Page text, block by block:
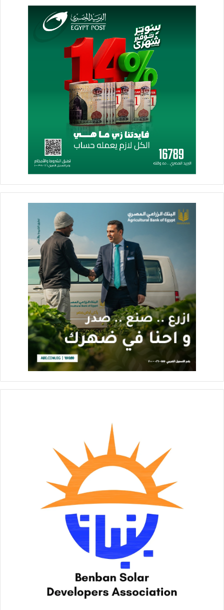
طريق وصلة دهشور، وعلى أرض مرتفعة ذات تدرج طبيعي يمنح
جميع الوحدات إطلالات مميزة، فضلًا عن قربه من الممشى السياحي
والخدمات الحيوية في المنطقة.
كما يضم المشروع مجموعة متكاملة من الخدمات والمرافق، تشمل
مساحات خضراء واسعة، وبحيرات مائية، ومناطق ترفيهية، وملاعب،
وأماكن مخصصة للشواء، ومناطق ألعاب للأطفال، فضلًا عن مواقف
سيارات خاصة، بما يوفر بيئة سكنية متكاملة تلبي مختلف احتياجات
تتضمن محفظة «Palmier Developments» في نيو زايد أيضا
مشروع «Zayard Trio»، الذي سيشهد تكثيفا لأعمال الإنشاءات بعد
تعاقد الشركة مع «Kayan» في خطوة تستهدف تسريع وتيرة التنفيذ.
يُقام مشروع «Zayard Trio» على مساحة 5 أفدنة، لجانب مول
تجاري متكامل، وتم تصميم المشروع بعناية فائقة ليقدم أسلوب حياة
راقٍ يجمع بين الفخامة والراحة، مع التركيز على الخصوصية والتنوع
في المساحات. ويتميز المشروع بموقعه الحيوي في قلب الشيخ زايد
الجديدة، بما يتيح سهولة الوصول إلى مختلف المرافق والخدمات
الأساسية والترفيهية.
نحو الاستعانة بأفضل شركات المقاولات لضمان تنفيذ المشروعات
وفق أعلى المعايير الهندسية، ما يعزز من ثقة العملاء في جودة
تقديم مفهوم مختلف بالتطوير العقارى
في تعليق له، أكد المهندس محمد الحاج، رئيس مجلس إدارة
«Palmier Developments»، أن الشركة تسعى إلى تقديم مفهوم
Villa” لمصر، كما تقوم على بناء مجتمعات سكنية متكاملة تحقق
الرفاهية الحقيقية للعملاء، وليس مجرد إنشاء وحدات سكنية، مشيرًا
إلى أن اختيار المواقع المتميزة والتصميمات المعمارية الفريدة
يمثلان ركيزتين أساسيتين في استراتيجية الشركة.
بدستور ثابت يقوم على الجودة والالتزام بمواعيد التنفيذ والتسليم،
وهو ما مكّنها من كسب ثقة عملائها وتحقيق سجل إنجازات قوي،
يشمل تسليم أكثر من 350 وحدة سكنية في مشروعاتها المختلفة،